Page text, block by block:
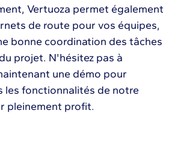
Vertuoza permet également
de route pour vos équipes,
bonne coordination des tâches
projet. N'hésitez pas à
une démo pour
les fonctionnalités de notre
pleinement profit.